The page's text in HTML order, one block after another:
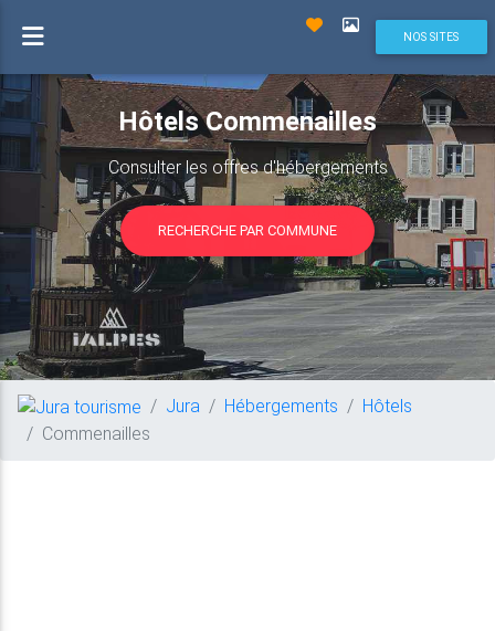
NOS SITES
Hôtels Commenailles
Consulter les offres d'hébergements
RECHERCHE PAR COMMUNE
Jura Hébergements
Hôtels
Commenailles